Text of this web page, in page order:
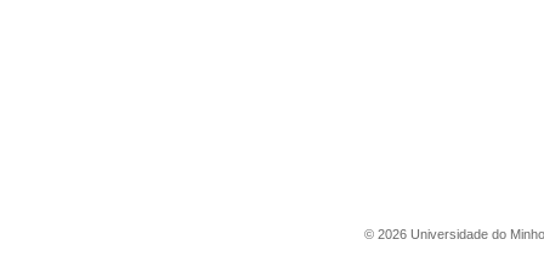
© 2026 Universidade do Minho